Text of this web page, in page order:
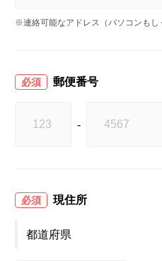
※連絡可能なアドレス（パソコンもし
必須 郵便番号
-
必須 現住所
都道府県